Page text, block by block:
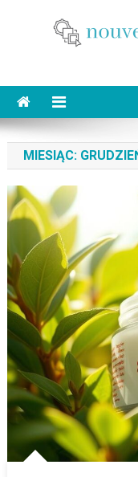
MIESIĄC: